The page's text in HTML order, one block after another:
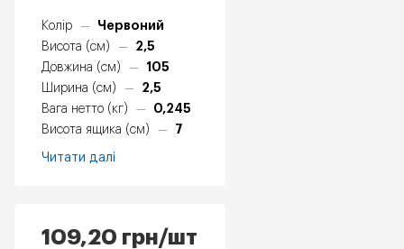
Колір —
Червоний
Висота (см)
—
2,5
Довжина (см)
—
105
Ширина (см)
—
2,5
Вага нетто (кг)
—
0,245
Висота ящика (см)
— 7
Читати далі
109,20 грн/шт